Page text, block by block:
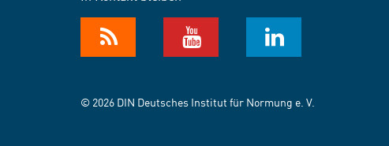
© 2026 DIN Deutsches Institut für Normung e. V.